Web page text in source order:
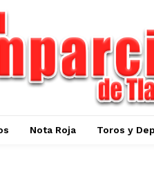
Nota Roja Toros y